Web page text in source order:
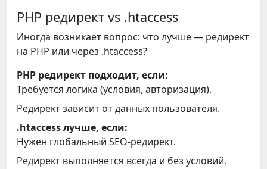
PHP редирект vs .htaccess
Иногда возникает вопрос: что лучше — редирект
на PHP или через .htaccess?
PHP редирект подходит, если:
Требуется логика (условия, авторизация).
Редирект зависит от данных пользователя.
.htaccess лучше, если:
Нужен глобальный SEO-редирект.
Редирект выполняется всегда и без условий.